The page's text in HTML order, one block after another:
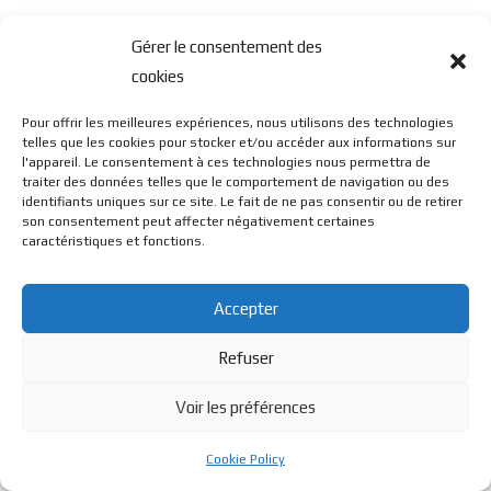
Gérer le consentement des
cookies
Pour offrir les meilleures expériences, nous utilisons des technologies
telles que les cookies pour stocker et/ou accéder aux informations sur
l'appareil. Le consentement à ces technologies nous permettra de
traiter des données telles que le comportement de navigation ou des
identifiants uniques sur ce site. Le fait de ne pas consentir ou de retirer
son consentement peut affecter négativement certaines
caractéristiques et fonctions.
Accepter
Refuser
Voir les préférences
Cookie Policy
© BL Optique - 22 Rue de la Cueille - 39170 Lavans Les St
Claude - 2023 - Tous droits réservés